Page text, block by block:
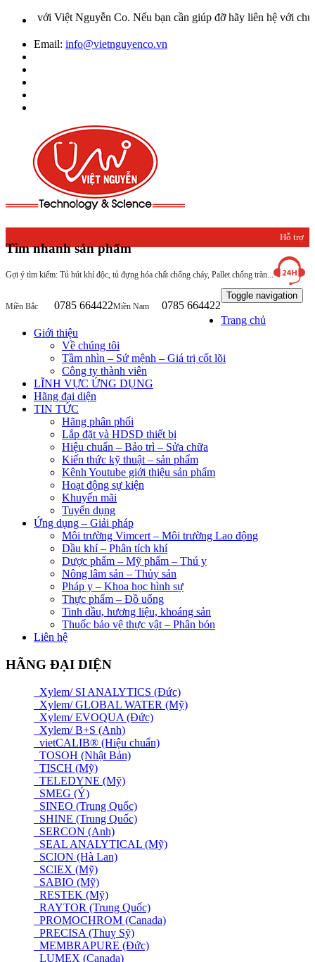
Nguyễn Co. Nếu bạn cần giúp đỡ hãy liên hệ với chúng tôi qua
Email: info@vietnguyenco.vn
Tìm nhanh sản phẩm
Gợi ý tìm kiếm: Tủ hút khí độc, tủ đựng hóa chất chống cháy, Pallet chống tràn...
Hỗ trợ
khách
hàng
Miền Bắc 0785 664422Miền Nam 0785 664422
Toggle navigation
Trang chủ
Giới thiệu
Về chúng tôi
Tầm nhìn – Sứ mệnh – Giá trị cốt lõi
Công ty thành viên
LĨNH VỰC ỨNG DỤNG
Hãng đại diện
TIN TỨC
Hãng phân phối
Lắp đặt và HDSD thiết bị
Hiệu chuẩn – Bảo trì – Sửa chữa
Kiến thức kỹ thuật – sản phẩm
Kênh Youtube giới thiệu sản phẩm
Hoạt động sự kiện
Khuyến mãi
Tuyển dụng
Ứng dụng – Giải pháp
Môi trường Vimcert – Môi trường Lao động
Dầu khí – Phân tích khí
Dược phẩm – Mỹ phẩm – Thú y
Nông lâm sản – Thủy sản
Pháp y – Khoa học hình sự
Thực phẩm – Đồ uống
Tinh dầu, hương liệu, khoáng sản
Thuốc bảo vệ thực vật – Phân bón
Liên hệ
HÃNG ĐẠI DIỆN
Xylem/ SI ANALYTICS (Đức)
Xylem/ GLOBAL WATER (Mỹ)
Xylem/ EVOQUA (Đức)
Xylem/ B+S (Anh)
vietCALIB® (Hiệu chuẩn)
TOSOH (Nhật Bản)
TISCH (Mỹ)
TELEDYNE (Mỹ)
SMEG (Ý)
SINEO (Trung Quốc)
SHINE (Trung Quốc)
SERCON (Anh)
SEAL ANALYTICAL (Mỹ)
SCION (Hà Lan)
SCIEX (Mỹ)
SABIO (Mỹ)
RESTEK (Mỹ)
RAYTOR (Trung Quốc)
PROMOCHROM (Canada)
PRECISA (Thuỵ Sỹ)
MEMBRAPURE (Đức)
LUMEX (Canada)